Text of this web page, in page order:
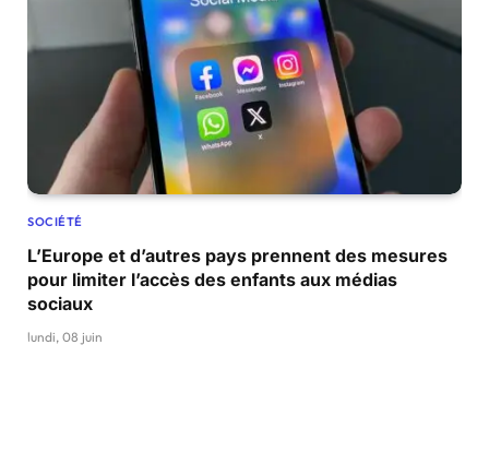
SOCIÉTÉ
L’Europe et d’autres pays prennent des mesures
pour limiter l’accès des enfants aux médias
sociaux
lundi, 08 juin